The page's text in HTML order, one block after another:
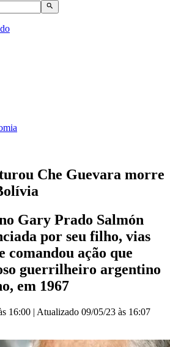
Che Guevara morre
Gary Prado Salmón
por seu filho, vias
comandou ação que
guerrilheiro argentino
em 1967
16:00 | Atualizado 09/05/23 às 16:07